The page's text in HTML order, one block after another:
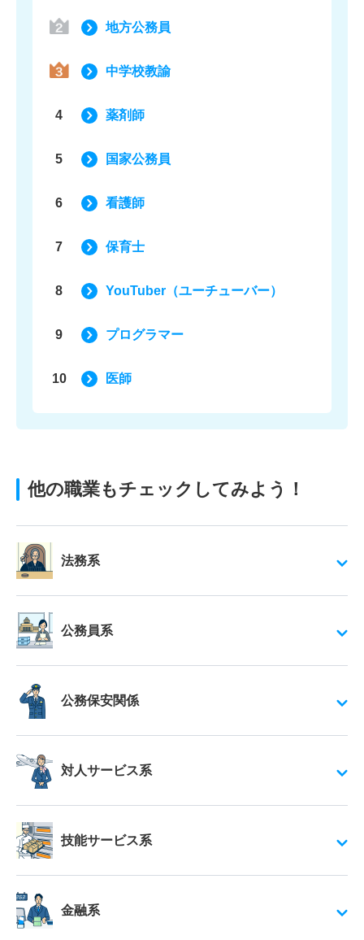
地方公務員
中学校教諭
4 薬剤師
5 国家公務員
6 看護師
7 保育士
8 YouTuber（ユーチューバー）
9 プログラマー
10 医師
他の職業もチェックしてみよう！
法務系
公務員系
公務保安関係
対人サービス系
技能サービス系
金融系